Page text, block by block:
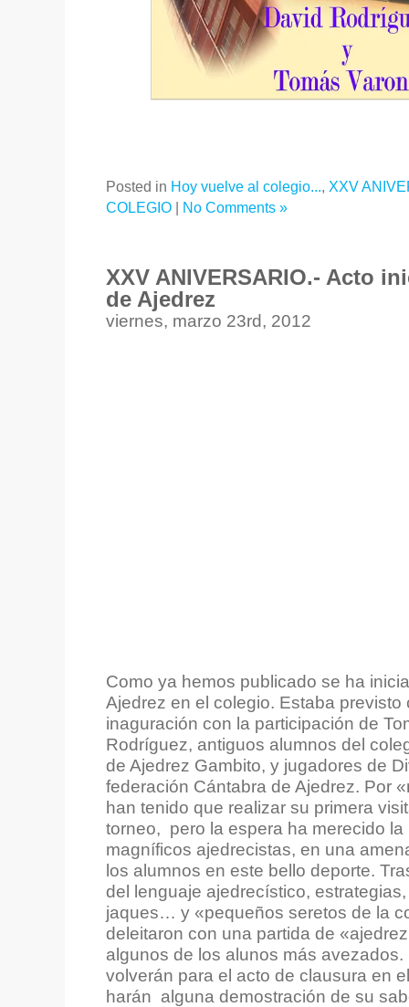
Posted in Hoy vuelve al colegio..., XXV
COLEGIO| No Comments »
XXV ANIVERSARIO.- Acto
de Ajedrez
viernes, marzo 23rd, 2012
Como ya hemos publicado se ha
Ajedrez en el colegio. Estaba previsto
inaguración con la participación de
Rodríguez, antiguos alumnos del
de Ajedrez Gambito, y jugadores de
federación Cántabra de Ajedrez. Por
han tenido que realizar su primera
torneo, pero la espera ha merecido
magníficos ajedrecistas, en una
los alumnos en este bello deporte.
del lenguaje ajedrecístico,
jaques… y «pequeños seretos de la
deleitaron con una partida de
algunos de los alunos más avezados.
volverán para el acto de clausura en
harán alguna demostración de su